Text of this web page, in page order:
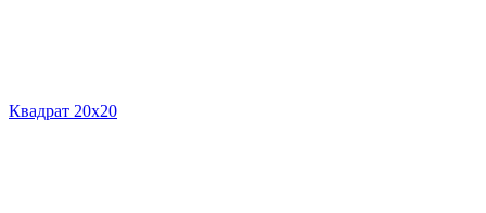
Квадрат 20х20